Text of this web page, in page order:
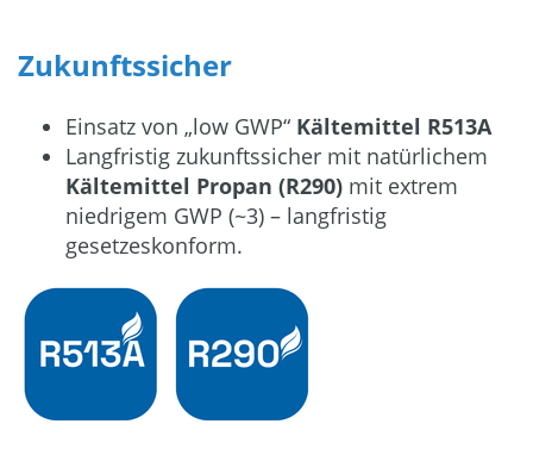
Zukunftssicher
Einsatz von „low GWP“ Kältemittel R513A
Langfristig zukunftssicher mit natürlichem
Kältemittel Propan (R290) mit extrem
niedrigem GWP (~3) – langfristig
gesetzeskonform.